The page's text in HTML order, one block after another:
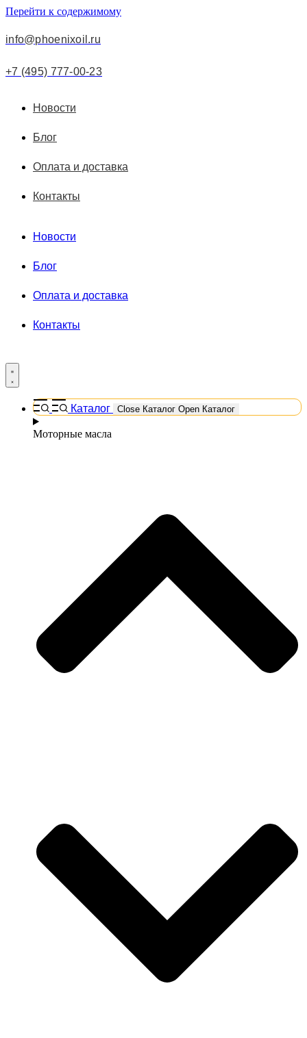
Перейти к содержимому
info@phoenixoil.ru
+7 (495) 777-00-23
Новости
Блог
Оплата и доставка
Контакты
Новости
Блог
Оплата и доставка
Контакты
Каталог Close Каталог Open Каталог
Моторные масла